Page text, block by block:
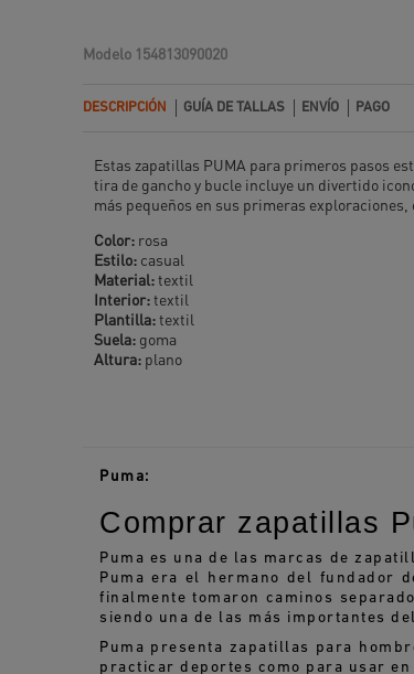
Modelo 154813090020
DESCRIPCIÓN GUÍA DE TALLAS ENVÍO PAGO
Estas zapatillas PUMA para primeros pasos
tira de gancho y bucle incluye un divertido
más pequeños en sus primeras
Color: rosa
Estilo: casual
Material:textil
Interior:textil
Plantilla:textil
Suela: goma
Altura: plano
Puma:
Comprar zapatillas
Puma es una de las marcas de
Puma era el hermano del fundador
finalmente tomaron caminos
siendo una de las más importantes
Puma presenta zapatillas para
practicar deportes como para usar